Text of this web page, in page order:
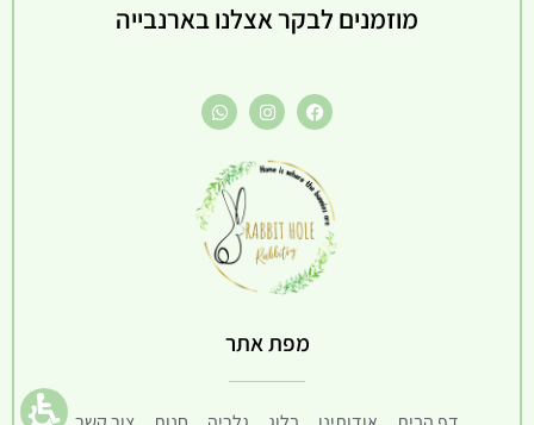
המחיר
הוא
49.00 ₪
מוזמנים לבקר אצלנו בארנבייה
מפת אתר